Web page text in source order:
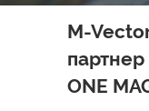
M-
ONE